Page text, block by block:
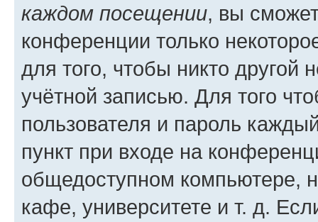
каждом посещении, вы
конференции только
для того, чтобы никто другой
учётной записью. Для того
пользователя и пароль
пункт при входе на
общедоступном компьютере,
кафе, университете и т. д.